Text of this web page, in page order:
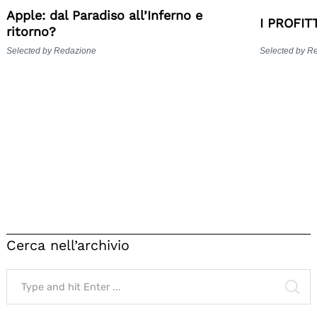
Apple: dal Paradiso all’Inferno e
ritorno?
Selected by Redazione
I
Selected by
Cerca nell’archivio
Search
for: